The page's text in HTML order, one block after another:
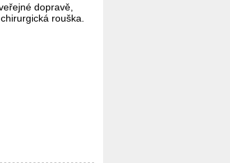
dopravě,
rouška.